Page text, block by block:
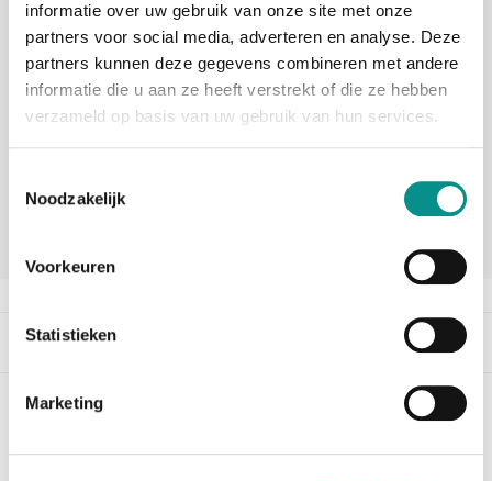
informatie over uw gebruik van onze site met onze
partners voor social media, adverteren en analyse. Deze
partners kunnen deze gegevens combineren met andere
informatie die u aan ze heeft verstrekt of die ze hebben
verzameld op basis van uw gebruik van hun services.
Noodzakelijk
Voorkeuren
Statistieken
Marketing
Vandaag besteld, morgen in huis
beoordelingen
Beschrijving